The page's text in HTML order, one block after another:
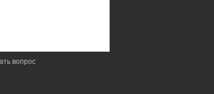
вопрос